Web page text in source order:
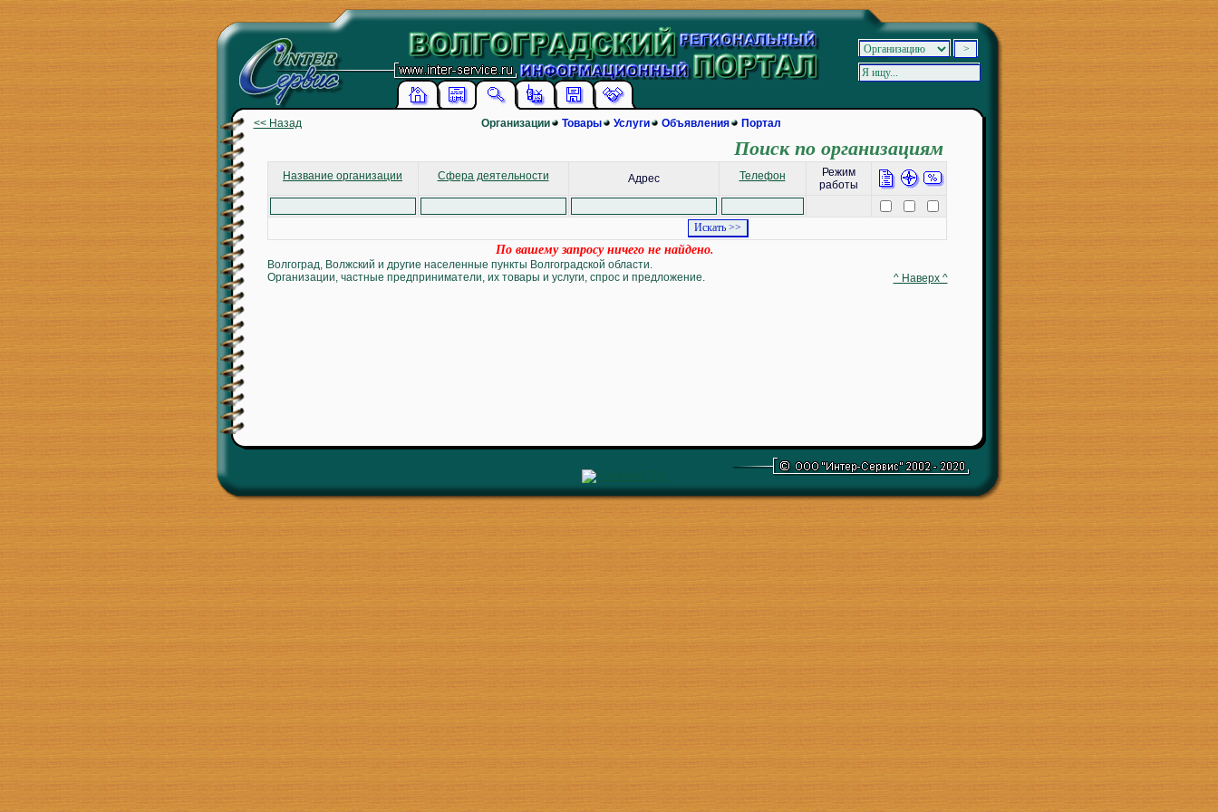
<< Назад Организации Товары Услуги Объявления Портал
Поиск по организациям
Название организации Сфера деятельности Адрес Телефон
Режим
работы
По вашему запросу ничего не найдено.
Волгоград, Волжский и другие населенные пункты Волгоградской области.
Организации, частные предприниматели, их товары и услуги, спрос и предложение.
^ Наверх ^